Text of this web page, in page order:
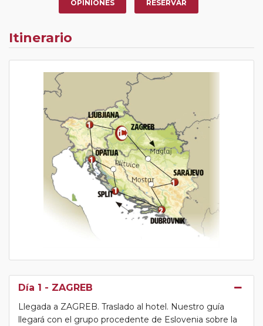
Pasajero Club:este circuito, en cualquier época del
año, ofrece a los pasajeros que ya hayan viajado con
nosotros en los últimos 3 años y que pertenezcan a
nuestro Club de Pasajeros (cuya obtención se realiza
o los que estén en luna de miel contarán con un
descuento del 5%.
OPINIONES RESERVAR
Itinerario
Día 1 - ZAGREB
Llegada a ZAGREB. Traslado al hotel. Nuestro guía
llegará con el grupo procedente de Eslovenia sobre la